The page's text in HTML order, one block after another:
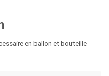
en ballon et bouteille